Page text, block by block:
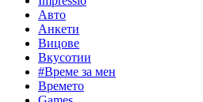
Авто
Анкети
Вицове
Вкусотии
#Време за мен
Времето